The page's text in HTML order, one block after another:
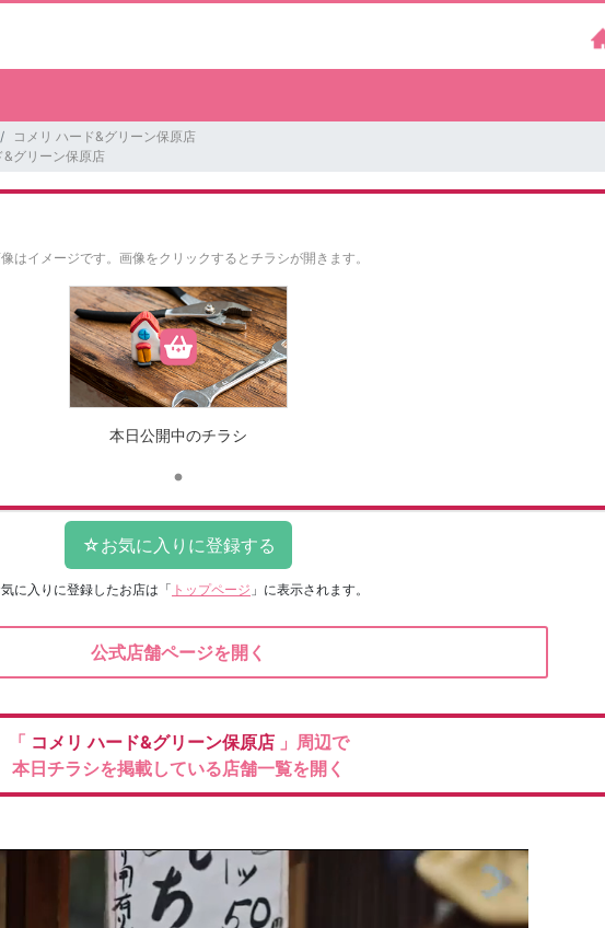
コメリ ハード&グリーン保原店
&グリーン保原店
はイメージです。 画像をクリックするとチラシが開きます。
本日公開中のチラシ
に入りに登録したお店は 「 トップページ 」に表示されます。
公式店舗ページを開く
「 コメリハード&グリーン保原店 」周辺で
本日チラシを掲載している店舗一覧を開く